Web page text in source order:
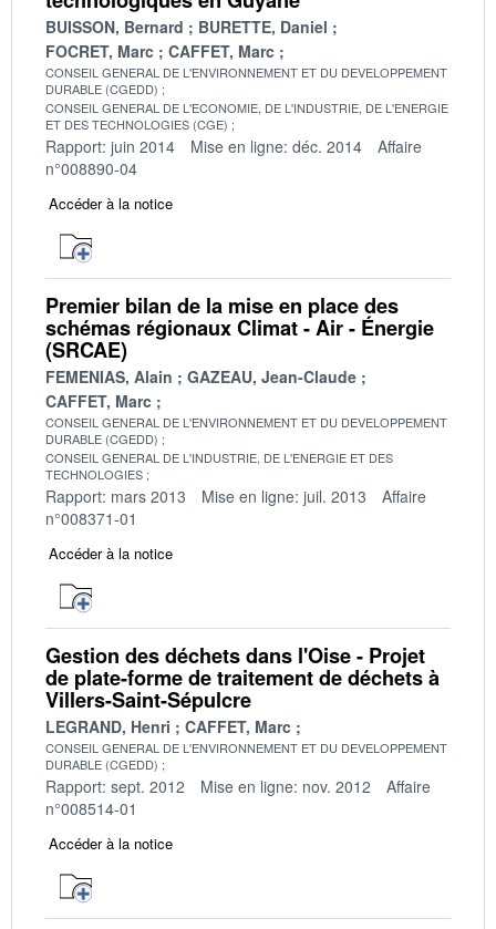
BUISSON, Bernard
BURETTE, Daniel
FOCRET, Marc
CAFFET, Marc
CONSEIL GENERAL DE L'ENVIRONNEMENT ET DU DEVELOPPEMENT
DURABLE (CGEDD)
CONSEIL GENERAL DE L'ECONOMIE, DE L'INDUSTRIE, DE L'ENERGIE
ET DES TECHNOLOGIES (CGE)
Rapport: juin 2014 Mise en ligne: déc. 2014
Affaire
n°008890-04
Accéder à la notice
Premier bilan de la mise en place des
schémas régionaux Climat - Air - Énergie
(SRCAE)
FEMENIAS, Alain
GAZEAU, Jean-Claude
CAFFET, Marc
CONSEIL GENERAL DE L'ENVIRONNEMENT ET DU DEVELOPPEMENT
DURABLE (CGEDD)
CONSEIL GENERAL DE L'INDUSTRIE, DE L'ENERGIE ET DES
TECHNOLOGIES
Rapport: mars 2013 Mise en ligne: juil. 2013
Affaire
n°008371-01
Accéder à la notice
Gestion des déchets dans l'Oise - Projet
de plate-forme de traitement de déchets à
Villers-Saint-Sépulcre
LEGRAND, Henri CAFFET, Marc
CONSEIL GENERAL DE L'ENVIRONNEMENT ET DU DEVELOPPEMENT
DURABLE (CGEDD)
Rapport: sept. 2012 Mise en ligne: nov. 2012
Affaire
n°008514-01
Accéder à la notice